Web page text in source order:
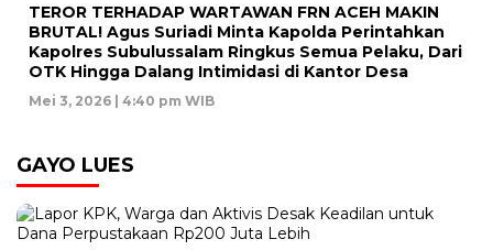
TEROR TERHADAP WARTAWAN FRN ACEH MAKIN
BRUTAL! Agus Suriadi Minta Kapolda Perintahkan
Kapolres Subulussalam Ringkus Semua Pelaku, Dari
OTK Hingga Dalang Intimidasi di Kantor Desa
Mei 3, 2026 | 4:40 pm WIB
GAYO LUES